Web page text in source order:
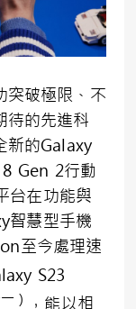
突破極限、不
待的先進科
新的Galaxy
Gen 2行動
台在功能與
智慧型手機
至今處理速
S23
）
，能以相